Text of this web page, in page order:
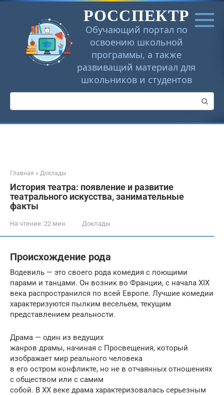
Перейти
РОССПЕКТР
Обучающий портал по
освоению школьной
программы, а также
развиващий материал для
школьников и студентов
Поиск:
Главная » Доклады
История театра: появление и развитие
театрального искусства, занимательные
факты
На чтение: 22 мин Доклады
Происхождение рода
Водевиль — это своего рода комедия с поющими
парами и танцами. Он возник во Франции, с начала XIX
века распространился по всей Европе. Лучшие комедии
характеризуются пылким весельем, текущим
представлением реальности.
Драма — один из ведущих
жанров драмы, начиная с Просвещения, который
изображает мир реального человека
в его остром конфликте, но не в отчаянных отношениях
с обществом или с самим
собой. В XX веке драма характеризовалась серьезным